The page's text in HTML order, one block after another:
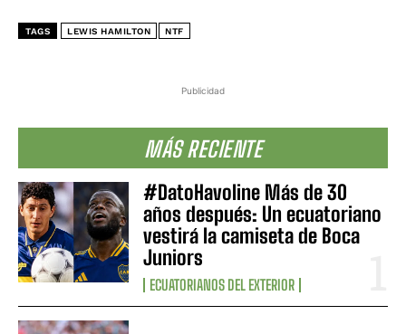
Publicidad
MÁS RECIENTE
#DatoHavoline Más de 30
años después: Un ecuatoriano
vestirá la camiseta de Boca
Juniors
ECUATORIANOS DEL EXTERIOR
TAGS LEWIS HAMILTON NTF